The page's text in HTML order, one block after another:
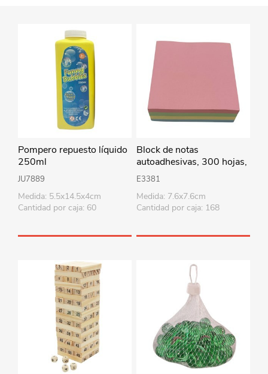
Pompero repuesto líquido
250ml
JU7889
Medida: 5.5x14.5x4cm
Cantidad por caja: 60
Block de notas
autoadhesivas, 300 hojas,
en bolsa
E3381
Medida: 7.6x7.6cm
Cantidad por caja: 168